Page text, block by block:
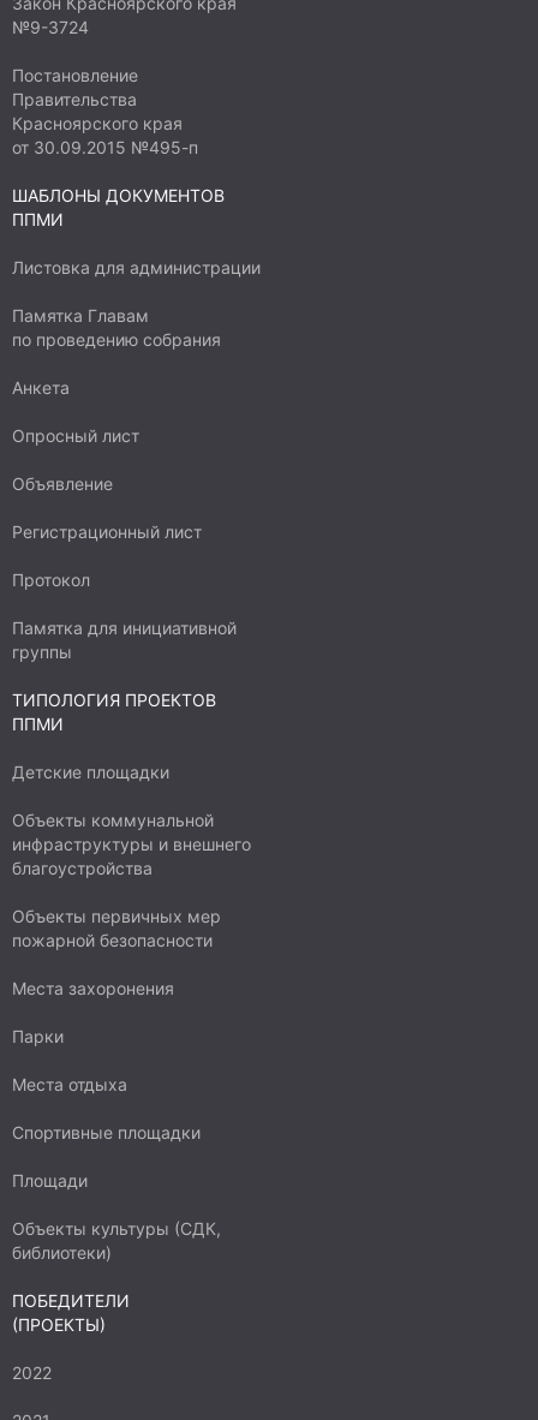
№9-3724
Постановление
Правительства
Красноярского края
от 30.09.2015 №495-п
ШАБЛОНЫ ДОКУМЕНТОВ
ППМИ
Листовка для администрации
Памятка Главам
по проведению собрания
Анкета
Опросный лист
Объявление
Регистрационный лист
Протокол
Памятка для инициативной
группы
ТИПОЛОГИЯ ПРОЕКТОВ
ППМИ
Детские площадки
Объекты коммунальной
инфраструктуры и внешнего
благоустройства
Объекты первичных мер
пожарной безопасности
Места захоронения
Парки
Места отдыха
Спортивные площадки
Площади
Объекты культуры (СДК,
библиотеки)
ПОБЕДИТЕЛИ
(ПРОЕКТЫ)
2022